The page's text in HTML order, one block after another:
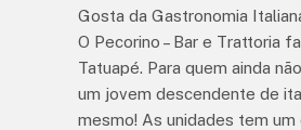
Gosta da Gastronomia
O Pecorino – Bar e Trattoria
Tatuapé. Para quem ainda
um jovem descendente de
mesmo! As unidades tem